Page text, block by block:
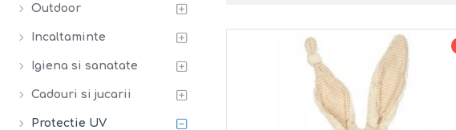
Outdoor
Incaltaminte
Igiena si sanatate
Cadouri si jucarii
Protectie UV